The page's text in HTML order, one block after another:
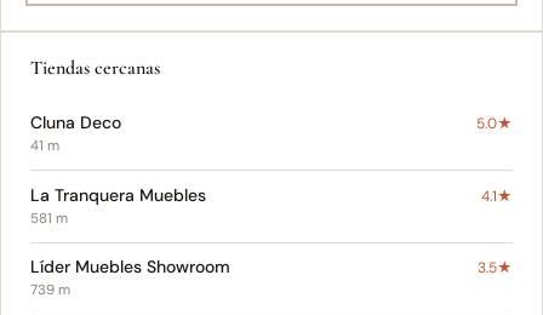
Tiendas cercanas
Cluna Deco 5.0★
41 m
La Tranquera Muebles 4.1★
581 m
Líder Muebles Showroom 3.5★
739 m